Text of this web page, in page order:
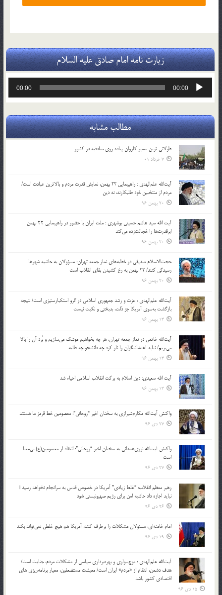
زیارت نامه امام صادق علیه السلام
پخش‌کننده
00:00
00:00
مطالب مشابه
طولانی ترین مسیر کاروان پیاده روی صادقیه در کشور
7 خرداد 01
آیت‌الله علم‌الهدی : راهپیمایی 22 بهمن، نمایش قدرت مردم و بالاترین عبادت است/
مردم از منتخبین خود طلبکارند، نه دین
20 بهمن 96
آیت الله سید هاشم حسینی بوشهری : ملت ایران با حضور در راهپیمایی ۲۲ بهمن
ابرقدرت‌ها را خجالت‌زده می‌کند
20 بهمن 96
حجت‌الاسلام صدیقی در خطبه‌های نماز جمعه تهران: مسؤولان به حاشیه شهرها
رسیدگی کنند/ 22 بهمن به رخ کشیدن بقای انقلاب است
20 بهمن 96
آیت‌الله علم‌الهدی : عزت و رشد جمهوری اسلامی در گرو استکبارستیزی است/ نتیجه
بازگشت به‌سوی آمریکا جز ذلت، بدبختی و نکبت نیست
13 بهمن 96
آیت‌الله خاتمی در نماز جمعه تهران: هر چه بخواهیم موشک می‌سازیم و بُرد آن را بالا
می‌بریم/ نباید اغتشاشگران را ناز کرد چه دانشجو چه طلبه
13 بهمن 96
آیت الله سعیدی: دین اسلام به برکت انقلاب اسلامی احیاء شد
13 بهمن 96
واکنش آیت‌الله مکارم‌شیرازی به سخنان اخیر “روحانی”: معصومین خط قرمز ما هستند
27 دی 96
واکنش آیت‌الله نوری‌همدانی به سخنان اخیر “روحانی”: انتقاد از معصومین(ع) بی‌معنا
است
27 دی 96
رهبر معظم انقلاب: “غلط زیادی” آمریکا در خصوص قدس به سرانجام نخواهد رسید |
نباید اجازه داد حاشیه امن برای رژیم صهیونیستی شود
26 دی 96
امام خامنه‌ای: مسئولان مشکلات را برطرف کنند، آمریکا هم هیچ غلطی نمی‌تواند بکند
19 دی 96
آیت‌الله علم‌الهدی : موج‌سواری و بهره‌برداری سیاسی از مشکلات مردم، جنایت است/
هدف دشمن، انتقام از «مردم» ایران است/ معیشت مستضعفین، معیار برنامه‌ریزی های
اقتصادی کشور باشد
15 دی 96